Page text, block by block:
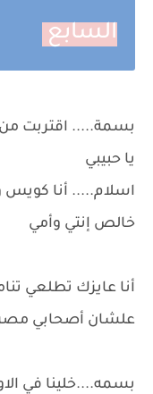
السابع
بسمة..... اقتربت من
يا حبيبي
اسلام..... أنا كويس
خالص إنتي وأمي
أنا عايزك تطلعي
علشان أصحابي
بسمه....خلينا في